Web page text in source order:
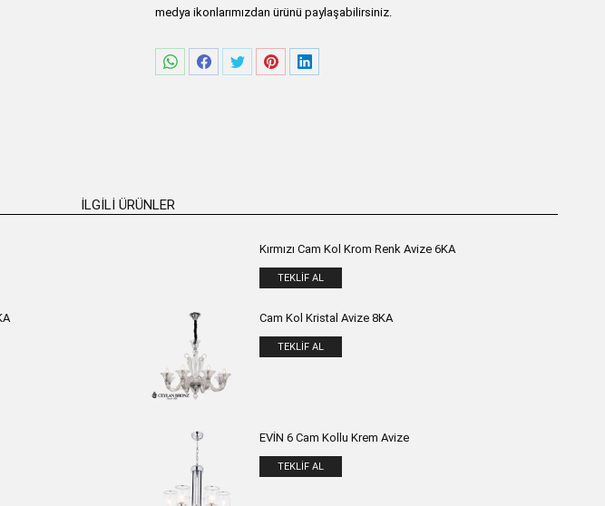
medya ikonlarımızdan ürünü paylaşabilirsiniz.
ShareShareShareShareShare
İLGILI ÜRÜNLER
Kırmızı Cam Kol Krom Renk Avize 6KA
TEKLIF AL
Cam Kol Kristal Avize 8KA
TEKLIF AL
EVİN 6 Cam Kollu Krem Avize
TEKLIF AL